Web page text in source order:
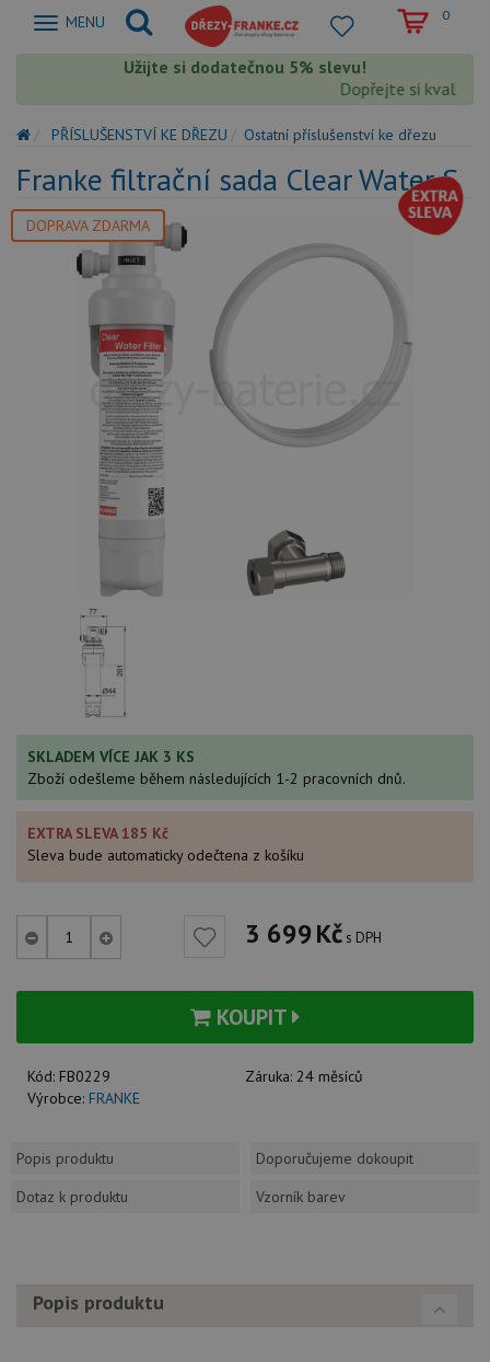
Zobrazit
MENU 0
Užijte si dodatečnou 5% slevu!
Dopřejte si kvalitu
PŘÍSLUŠENSTVÍ KE DŘEZU Ostatní příslušenství ke dřezu
Franke filtrační sada Clear Water S
DOPRAVA ZDARMA
SKLADEM VÍCE JAK 3 KS
Zboží odešleme během následujících 1-2 pracovních dnů.
EXTRA SLEVA 185 Kč
Sleva bude automaticky odečtena z košíku
3 699Kč s DPH
KOUPIT
Kód: FB0229 Záruka: 24 měsíců
Výrobce: FRANKE
Popis produktu
Doporučujeme dokoupit
Dotaz k produktu
Vzorník barev
Popis produktu